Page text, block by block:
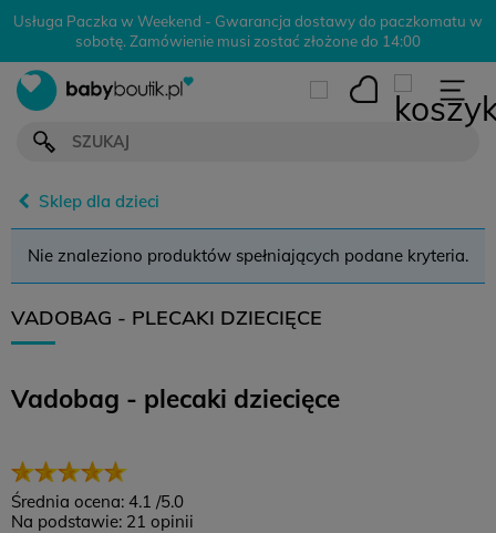
Usługa Paczka w Weekend - Gwarancja dostawy do paczkomatu w
sobotę. Zamówienie musi zostać złożone do 14:00
Sklep dla dzieci
Nie znaleziono produktów spełniających podane kryteria.
VADOBAG - PLECAKI DZIECIĘCE
Vadobag - plecaki dziecięce
Średnia ocena: 4.1 /5.0
Na podstawie: 21 opinii